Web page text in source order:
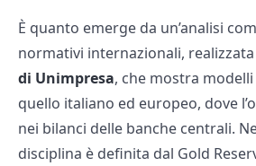
È quanto emerge da un’analisi
normativi internazionali,
di Unimpresa, che mostra
quello italiano ed europeo, dove
nei bilanci delle banche centrali.
disciplina è definita dal Gold